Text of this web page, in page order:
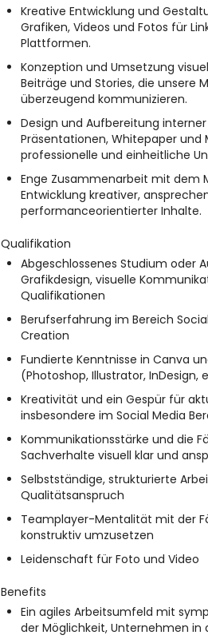
Kreative Entwicklung und
Grafiken, Videos und Fotos für
Plattformen.
Konzeption und Umsetzung
Beiträge und Stories, die unsere
überzeugend kommunizieren.
Design und Aufbereitung
Präsentationen, Whitepaper und
professionelle und einheitliche
Enge Zusammenarbeit mit dem
Entwicklung kreativer,
performanceorientierter Inhalte.
Qualifikation
Abgeschlossenes Studium oder
Grafikdesign, visuelle
Qualifikationen
Berufserfahrung im Bereich
Creation
Fundierte Kenntnisse in Canva
(Photoshop, Illustrator, InDesign,
Kreativität und ein Gespür für
insbesondere im Social Media
Kommunikationsstärke und die
Sachverhalte visuell klar und
Selbstständige, strukturierte
Qualitätsanspruch
Teamplayer-Mentalität mit der
konstruktiv umzusetzen
Leidenschaft für Foto und Video
Benefits
Ein agiles Arbeitsumfeld mit
der Möglichkeit, Unternehmen in